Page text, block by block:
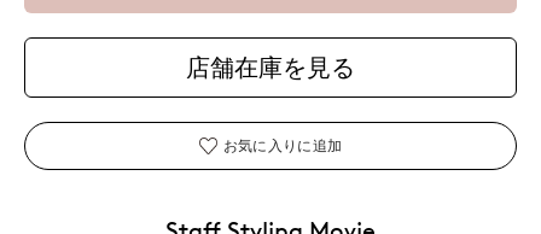
店舗在庫を見る
お気に入りに追加